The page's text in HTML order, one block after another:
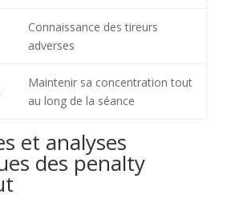
Connaissance des tireurs
adverses
Maintenir sa concentration tout
au long de la séance
et analyses
des penalty